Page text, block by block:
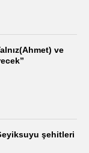
ve
şehitleri